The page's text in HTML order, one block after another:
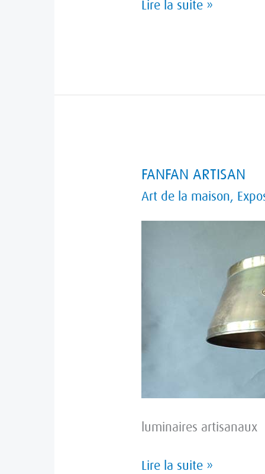
Lire la suite »
FANFAN ARTISAN
Art de la maison,
luminaires artisanaux
FANFAN
ARTISAN
Lire la suite »